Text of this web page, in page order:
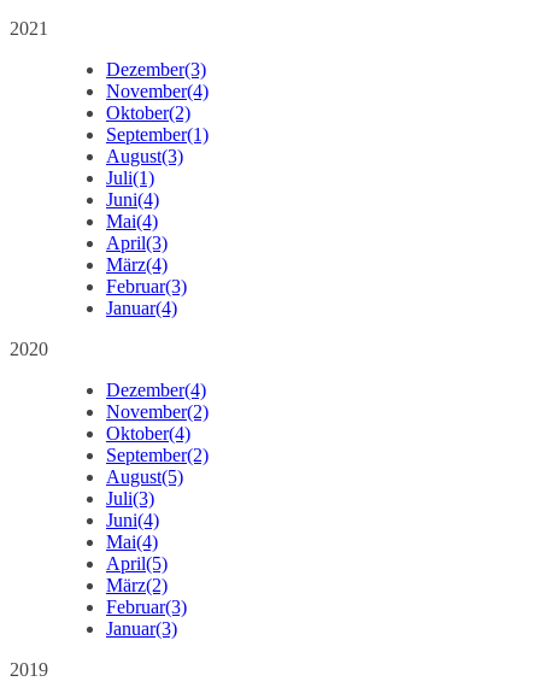
2021
Dezember(3)
November(4)
Oktober(2)
September(1)
August(3)
Juli(1)
Juni(4)
Mai(4)
April(3)
März(4)
Februar(3)
Januar(4)
2020
Dezember(4)
November(2)
Oktober(4)
September(2)
August(5)
Juli(3)
Juni(4)
Mai(4)
April(5)
März(2)
Februar(3)
Januar(3)
2019